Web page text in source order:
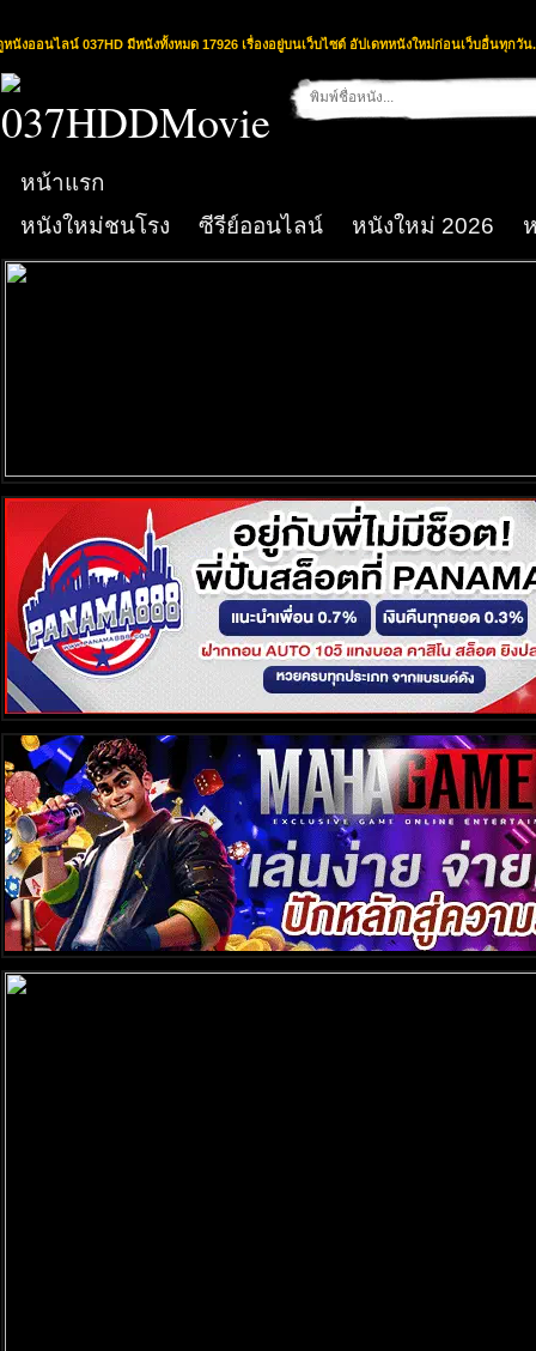
หนังออนไลน์ 037HD มีหนังทั้งหมด 17926 เรื่องอยู่บนเว็บไซต์ อัปเดทหนังใหม่ก่อนเว็บอื่นทุกวัน.
หน้าแรก
หนังใหม่ชนโรง
ซีรีย์ออนไลน์ หนังใหม่ 2026